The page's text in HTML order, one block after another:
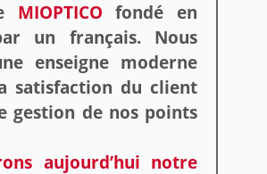
MIOPTICO fondé en
un français. Nous
enseigne moderne
satisfaction du client
gestion de nos points
aujourd’hui notre